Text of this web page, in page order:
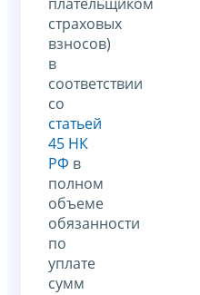
плательщиком
страховых
взносов)
в
соответствии
со
статьей
45 НК
РФ в
полном
объеме
обязанности
по
уплате
сумм